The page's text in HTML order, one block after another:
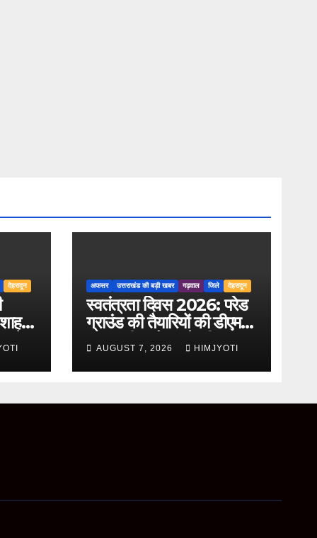
देहरादून
के
अफसर उत्तराखंड की बड़ी खबर गढ़वाल जिले देहरादून
स्वतंत्रता दिवस 2026: परेड
ग्राउंड की तैयारियों की डीएम
डॉ. आशीष चौहान ने की
समीक्षा, अधिकारियों को दिए
अहम निर्देश
AUGUST 7, 2026 HIMJYOTI